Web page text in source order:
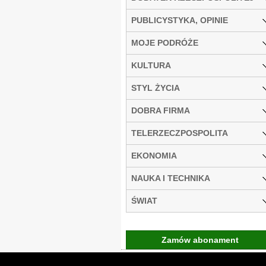
PUBLICYSTYKA, OPINIE
MOJE PODRÓŻE
KULTURA
STYL ŻYCIA
DOBRA FIRMA
TELERZECZPOSPOLITA
EKONOMIA
NAUKA I TECHNIKA
ŚWIAT
Zamów abonament